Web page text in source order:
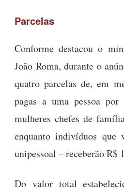
Parcelas
Conforme destacou o
João Roma, durante o
quatro parcelas de, em
pagas a uma pessoa
mulheres chefes de
enquanto indivíduos
unipessoal – receberão R$
Do valor total